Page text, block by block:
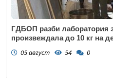
ГДБОП разби лаборатория
произвеждала до 10 кг на
05 август 54 0